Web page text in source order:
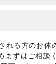
る方のお体
まずはご相談